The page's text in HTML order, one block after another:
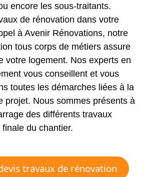
encore les sous-traitants.
de rénovation dans votre
à Avenir Rénovations, notre
tous corps de métiers assure
votre logement. Nos experts en
vous conseillent et vous
toutes les démarches liées à la
projet. Nous sommes présents à
des différents travaux
du chantier.
travaux de rénovation